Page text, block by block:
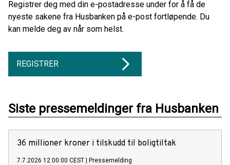
Registrer deg med din e-postadresse under for å få de
nyeste sakene fra Husbanken på e-post fortløpende. Du
kan melde deg av når som helst.
REGISTRER
Siste pressemeldinger fra Husbanken
36 millioner kroner i tilskudd til boligtiltak
7.7.2026 12:00:00 CEST Pressemelding